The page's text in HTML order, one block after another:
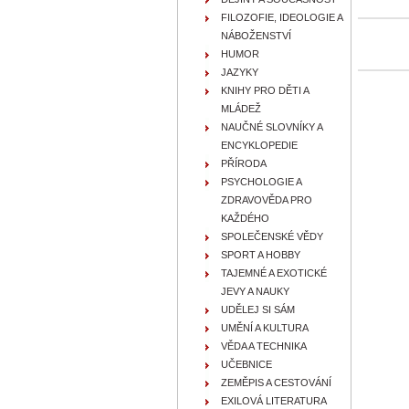
FILOZOFIE, IDEOLOGIE A
NÁBOŽENSTVÍ
HUMOR
JAZYKY
KNIHY PRO DĚTI A
MLÁDEŽ
NAUČNÉ SLOVNÍKY A
ENCYKLOPEDIE
PŘÍRODA
PSYCHOLOGIE A
ZDRAVOVĚDA PRO
KAŽDÉHO
SPOLEČENSKÉ VĚDY
SPORT A HOBBY
TAJEMNÉ A EXOTICKÉ
JEVY A NAUKY
UDĚLEJ SI SÁM
UMĚNÍ A KULTURA
VĚDA A TECHNIKA
UČEBNICE
ZEMĚPIS A CESTOVÁNÍ
EXILOVÁ LITERATURA